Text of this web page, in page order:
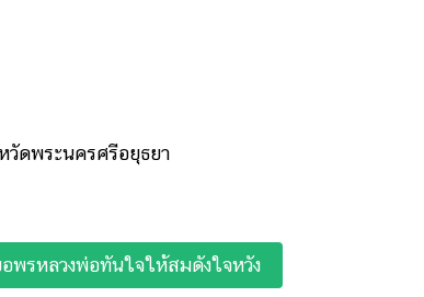
วัดพระนครศรีอยุธยา
พรหลวงพ่อทันใจให้สมดังใจหวัง